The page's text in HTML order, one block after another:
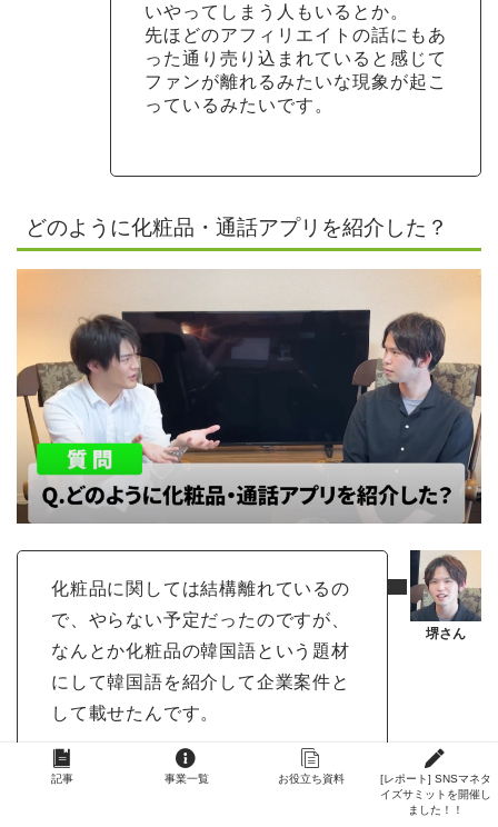
いやってしまう人もいるとか。
先ほどのアフィリエイトの話にもあ
った通り売り込まれていると感じて
ファンが離れるみたいな現象が起こ
っているみたいです。
どのように化粧品・通話アプリを紹介した？
化粧品に関しては結構離れているの
で、やらない予定だったのですが、
なんとか化粧品の韓国語という題材
にして韓国語を紹介して企業案件と
して載せたんです。
記事 事業一覧 お役立ち資料
[レポート] SNSマネタ
イズサミットを開催し
ました！！